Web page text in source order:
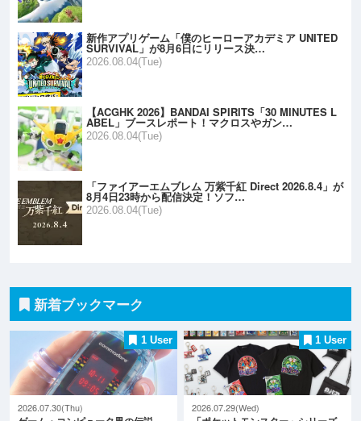
新作アプリゲーム「僕のヒーローアカデミア UNITED
SURVIVAL」が8月6日にリリース決…
2026.08.04(Tue)
【ACGHK 2026】BANDAI SPIRITS「30 MINUTES L
ABEL」ブースレポート！マクロスやガン…
2026.08.04(Tue)
「ファイアーエムブレム 万紫千紅 Direct 2026.8.4」が
8月4日23時から配信決定！ソフ…
2026.08.04(Tue)
新着ブックマーク
1 User
2026.07.30(Thu)
1 User
2026.07.29(Wed)